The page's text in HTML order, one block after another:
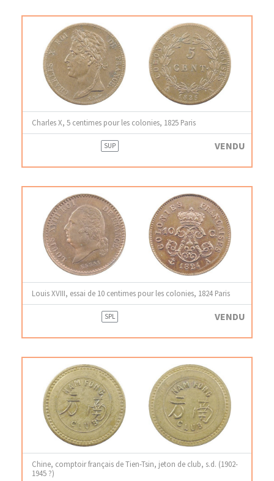
Charles X, 5 centimes pour les colonies, 1825 Paris
SUP VENDU
Louis XVIII, essai de 10 centimes pour les colonies, 1824 Paris
SPL VENDU
Chine, comptoir français de Tien-Tsin, jeton de club, s.d. (1902-
1945 ?)